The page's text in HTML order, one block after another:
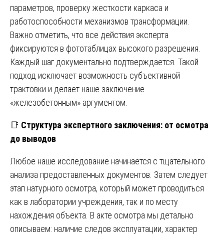
параметров, проверку жесткости каркаса и
работоспособности механизмов трансформации.
Важно отметить, что все действия эксперта
фиксируются в фототаблицах высокого разрешения.
Каждый шаг документально подтверждается. Такой
подход исключает возможность субъективной
трактовки и делает наше заключение
«железобетонным» аргументом.
📑 Структура экспертного заключения: от осмотра
до выводов
Любое наше исследование начинается с тщательного
анализа предоставленных документов. Затем следует
этап натурного осмотра, который может проводиться
как в лаборатории учреждения, так и по месту
нахождения объекта. В акте осмотра мы детально
описываем: наличие следов эксплуатации, характер